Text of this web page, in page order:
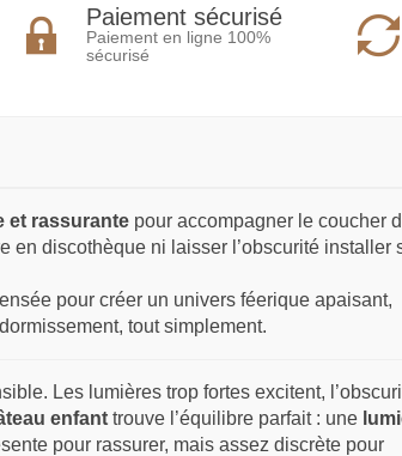
Paiement sécurisé
Paiement en ligne 100%
sécurisé
et rassurante pour accompagner le coucher
en discothèque ni laisser l’obscurité installer
pour créer un univers féerique apaisant,
tout simplement.
Les lumières trop fortes excitent,
enfant trouve l’équilibre parfait : une
pour rassurer, mais assez discrète pour